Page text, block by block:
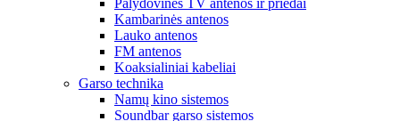
Palydovinės TV antenos ir priedai
Kambarinės antenos
Lauko antenos
FM antenos
Koaksialiniai kabeliai
Garso technika
Namų kino sistemos
Soundbar garso sistemos